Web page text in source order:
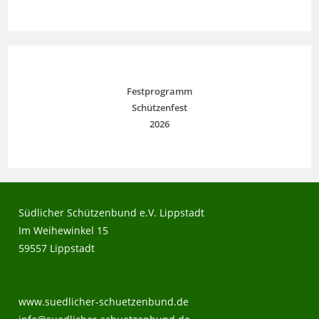
Festprogramm
Schützenfest
2026
Südlicher Schützenbund e.V. Lippstadt
Im Weihewinkel 15
59557 Lippstadt
www.suedlicher-schuetzenbund.de